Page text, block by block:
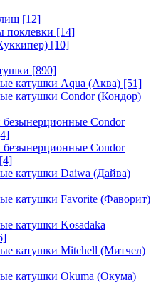
[12]
поклевки [14]
[10]
[890]
катушки Aqua (Аква) [51]
катушки Condor (Кондор)
Condor
Condor
[4]
катушки Daiwa (Дайва)
катушки Favorite (Фаворит)
катушки Kosadaka
катушки Mitchell (Митчел)
катушки Okuma (Окума)